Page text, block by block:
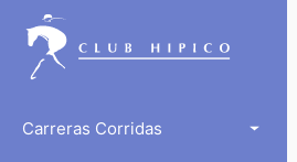
Carreras Corridas